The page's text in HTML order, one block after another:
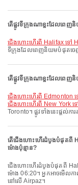
តើផ្លូវទីក្រុងណាខ្លះដែលពេ
ជើងហោះហើរពី Halifax ទៅ
ទីក្រុងដែលពេញនិយមបំផុតចេញ
តើផ្លូវទីក្រុងណាខ្លះដែលពេ
ជើងហោះហើរពី Edmonton
ជើងហោះហើរពី New York ទ
Toronto។ ផ្លូវទាំងនេះផ្តល់ក
តើជើងហោះហើរដំបូងបំផុតពី
ម៉ោងប៉ុន្មាន?
ជើងហោះហើរដំបូងបំផុតពី Halifax ទៅ Toronto ជាមួយ Porter Airlines ចេញដំណើរនៅ
ម៉ោង 06:20។ អ្នកអាចមើលក
នៅលើ Airpaz។